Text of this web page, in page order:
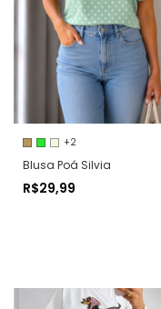
+2
Blusa Poá Silvia
R$29,99